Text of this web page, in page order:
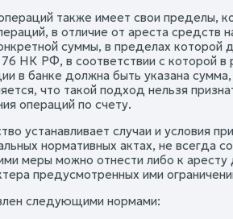
также имеет свои пределы,
в отличие от ареста средств
суммы, в пределах которой
НК РФ, в соответствии с которой в
в банке должна быть указана
что такой подход нельзя
операций по счету.
устанавливает случаи и условия
нормативных актах, не всегда
меры можно отнести либо к
предусмотренных ими
следующими нормами: